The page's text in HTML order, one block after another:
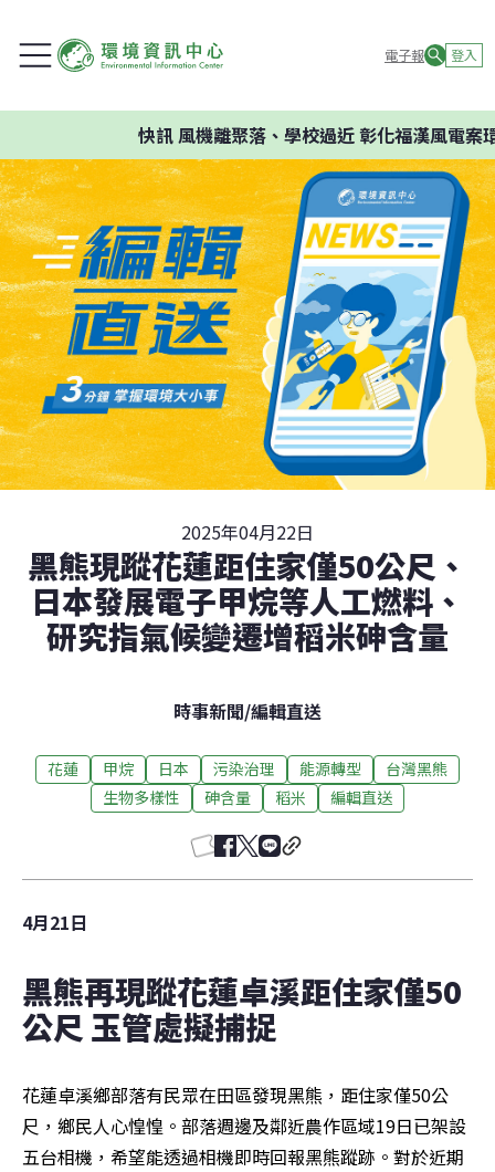
電子報 登入
快訊風機離聚落、學校過近 彰化福漢風電案環委
2025年04月22日
黑熊現蹤花蓮距住家僅50公尺、
日本發展電子甲烷等人工燃料、
研究指氣候變遷增稻米砷含量
時事新聞/編輯直送
花蓮 甲烷 日本 污染治理 能源轉型
台灣黑熊
生物多樣性
砷含量 稻米 編輯直送
4月21日
黑熊再現蹤花蓮卓溪距住家僅50
公尺 玉管處擬捕捉
花蓮卓溪鄉部落有民眾在田區發現黑熊，距住家僅50公
尺，鄉民人心惶惶。部落週邊及鄰近農作區域19日已架設
五台相機，希望能透過相機即時回報黑熊蹤跡。對於近期